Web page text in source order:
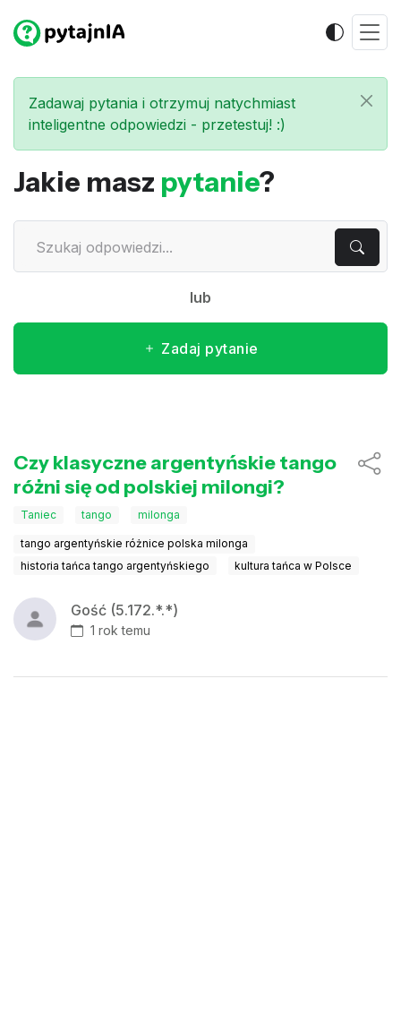
Zadawaj pytania i otrzymuj natychmiast
inteligentne odpowiedzi - przetestuj! :)
Jakie masz pytanie?
lub
Zadaj pytanie
Czy klasyczne argentyńskie tango
różni się od polskiej milongi?
Taniec tango milonga
tango argentyńskie różnice polska milonga
historia tańca tango argentyńskiego
kultura tańca w Polsce
Gość (5.172.*.*)
1 rok temu